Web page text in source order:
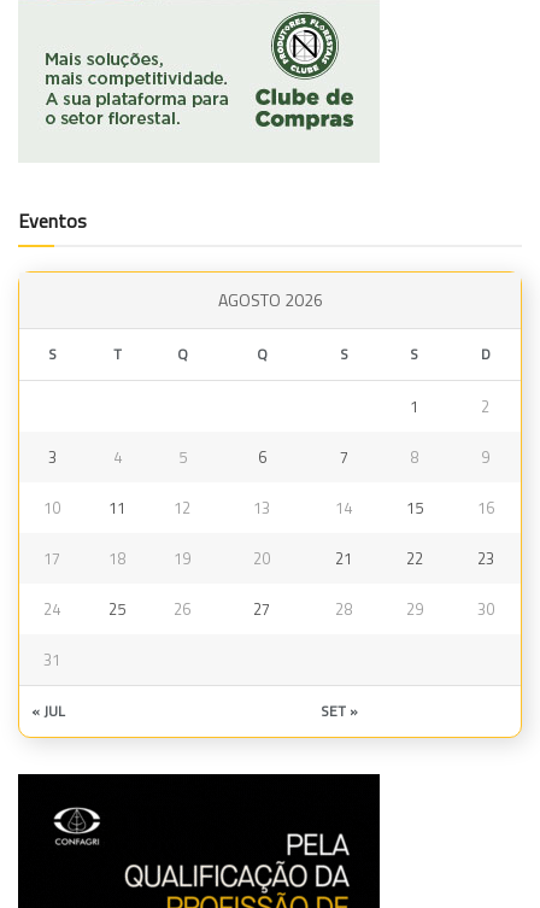
Eventos
AGOSTO 2026
S T Q Q S S D
1 2
3 4 5 6 7 8 9
10 11 12 13 14 15 16
17 18 19 20 21 22 23
24 25 26 27 28 29 30
31
« JUL SET »